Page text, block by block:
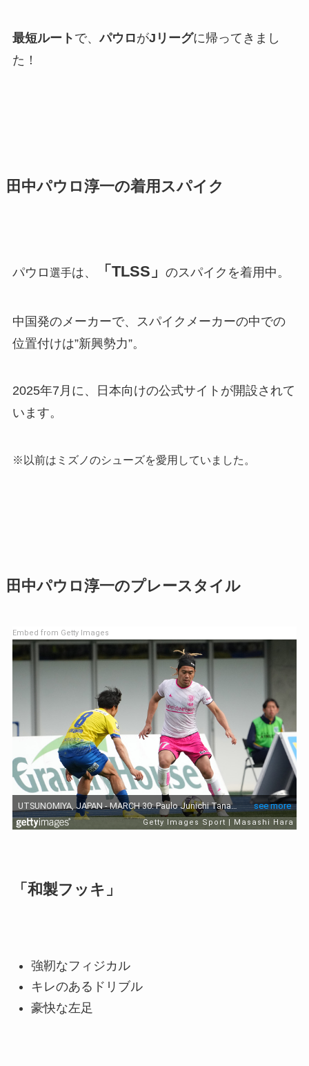
最短ルート で、パウロがJリーグに帰ってきまし
た！
田中パウロ淳一の着用スパイク
パウロ選手は、 「TLSS」 のスパイクを着用中。
中国発のメーカーで、スパイクメーカーの中での
位置付けは”新興勢力”。
2025年7月に、日本向けの公式サイトが開設されて
います。
※以前はミズノのシューズを愛用していました。
田中パウロ淳一のプレースタイル
Embed from Getty Images
「和製フッキ」
強靭なフィジカル
キレのあるドリブル
豪快な左足